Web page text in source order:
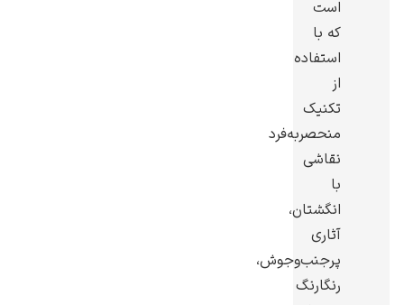
ادوارد مونک
است
که با
استفاده
از
تکنیک
منحصربه‌فرد
نقاشی
با
انگشتان،
آثاری
پرجنب‌وجوش،
رنگارنگ